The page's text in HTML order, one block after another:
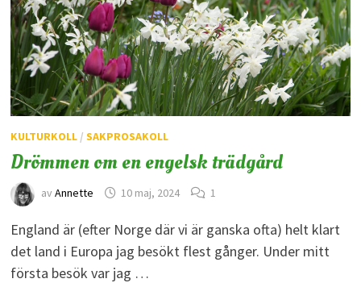
KULTURKOLL/ SAKPROSAKOLL
Drömmen om en engelsk trädgård
av Annette 10 maj, 2024 1
England är (efter Norge där vi är ganska ofta) helt klart
det land i Europa jag besökt flest gånger. Under mitt
första besök var jag …